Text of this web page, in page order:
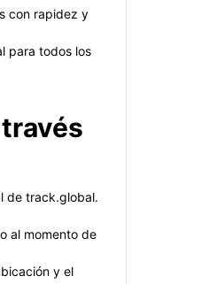
con rapidez y
para todos los
de track.global.
al momento de
y el